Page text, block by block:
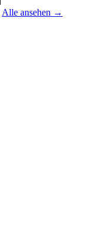
Alle ansehen →